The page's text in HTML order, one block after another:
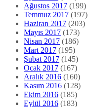
Ağustos 2017 (199)
Temmuz 2017 (197)
Haziran 2017 (203)
Mayıs 2017 (173)
Nisan 2017 (186)
Mart 2017 (195)
Şubat 2017 (145)
Ocak 2017 (167)
Aralık 2016 (160)
Kasım 2016 (128)
Ekim 2016 (185)
Eylül 2016 (183)